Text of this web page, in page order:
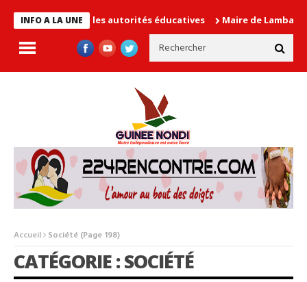
INFO A LA UNE
les autorités éducatives Maire de Lambanyi : Baba
Accueil Société (Page 198)
CATÉGORIE : SOCIÉTÉ